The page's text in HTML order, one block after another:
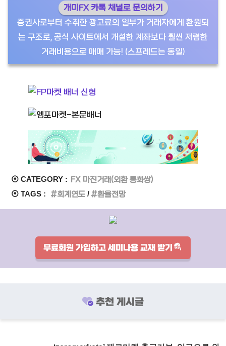
개미FX 카톡 채널로 문의하기
증권사로부터 수취한 광고료의 일부가 거래자에게 환원되
는 구조로, 공식 사이트에서 개설한 계좌보다 훨씬 저렴한
거래비용으로 매매 가능! (스프레드는 동일)
⦿ CATEGORY : FX 마진거래(외환 통화쌍)
⦿ TAGS : 회계연도 환율전망
무료회원 가입하고 세미나용 교재 받기
추천 게시글